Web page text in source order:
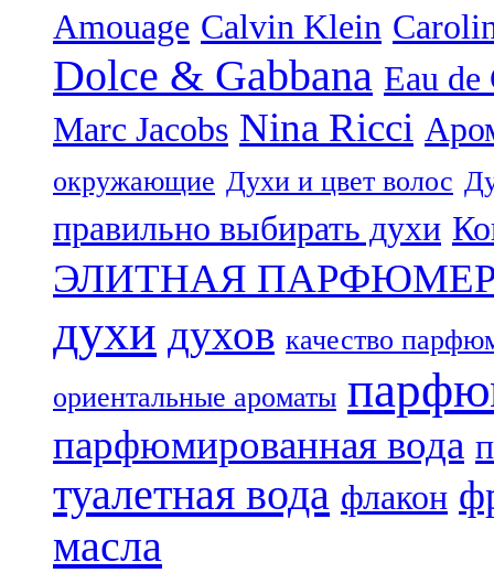
Amouage Calvin Klein
Dolce & Gabbana Eau de
Marc Jacobs Nina Ricci
окружающие Духи и цвет волос
правильно выбирать духи
ЭЛИТНАЯ
духи духов качество
ориентальные ароматы
парфюмированная вода
туалетная вода флакон
масла